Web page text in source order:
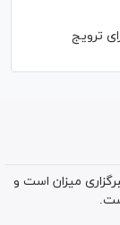
ترویج
میزان است و